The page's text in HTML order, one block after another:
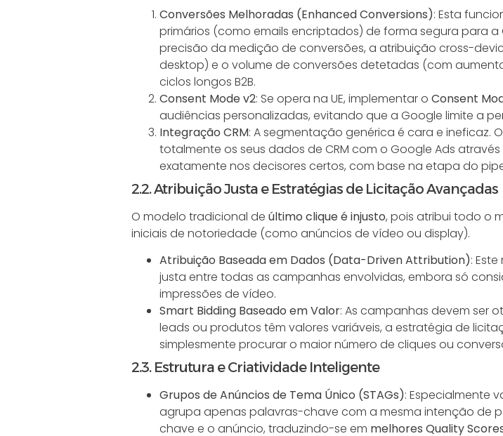
Conversões Melhoradas (Enhanced Conversions): Esta
primários (como emails encriptados) de forma segura para a
precisão da medição de conversões, a atribuição cross-
desktop) e o volume de conversões detetadas (com
ciclos longos B2B.
Consent Mode v2: Se opera na UE, implementar o Consent
audiências personalizadas, evitando que a Google limite a
Integração CRM: A segmentação genérica é cara e ineficaz.
totalmente os seus dados de CRM com o Google Ads
exatamente nos decisores certos, com base na etapa do
2.2. Atribuição Justa e Estratégias de Licitação Avançadas
O modelo tradicional de último clique é injusto, pois atribui todo o
iniciais de notoriedade (como anúncios de vídeo ou display).
Atribuição Baseada em Dados (Data-Driven Attribution):
justa entre todas as campanhas envolvidas, embora só
impressões de vídeo.
Smart Bidding Baseado em Valor: As campanhas devem ser
leads ou produtos têm valores variáveis, a estratégia de
simplesmente procurar o maior número de cliques ou
2.3. Estrutura e Criatividade Inteligente
Grupos de Anúncios de Tema Único (STAGs): Especialmente
agrupa apenas palavras-chave com a mesma intenção de
chave e o anúncio, traduzindo-se em melhores Quality